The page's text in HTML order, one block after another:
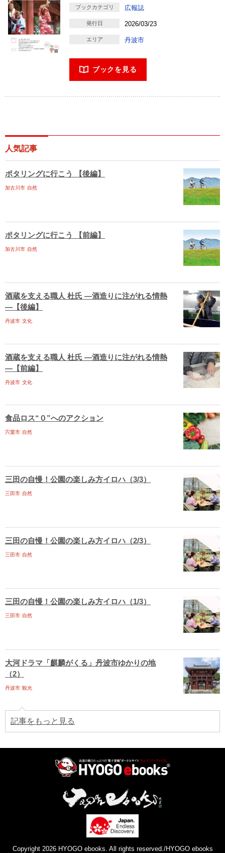
ブックカテゴリ 広報誌
発行日 2026/03/23
エリア 丹波市
ブックを見る
人気記事
ポタリングに行こう 【後編】
加古川市 自然
ポタリングに行こう 【前編】
加古川市 自然
酒蔵を支える職人 杜氏 ―酒造りに注がれる情熱
―【後編】
丹波市 文化
酒蔵を支える職人 杜氏 ―酒造りに注がれる情熱
―【前編】
丹波市 文化
食品ロス“０”へのアクション
宍粟市 自然
三田の自慢！公園の楽しみ方イロハ（3/3）
三田市 自然
三田の自慢！公園の楽しみ方イロハ（2/3）
三田市 自然
三田の自慢！公園の楽しみ方イロハ（1/3）
三田市 自然
大河ドラマ「麒麟がくる」丹波市ゆかりの地
（2）
丹波市 観光
記事をもっと見る
Copyright 2026 HYOGO ebooks. All rights reserved./HYOGO ebooks